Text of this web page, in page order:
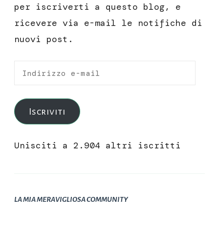
per iscriverti a questo blog, e
ricevere via e-mail le notifiche di
nuovi post.
Indirizzo
mail
Iscriviti
Unisciti a 2.904 altri iscritti
LA MIA MERAVIGLIOSA COMMUNITY